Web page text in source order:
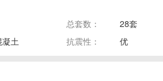
总套数：
28套
土 抗震性： 优